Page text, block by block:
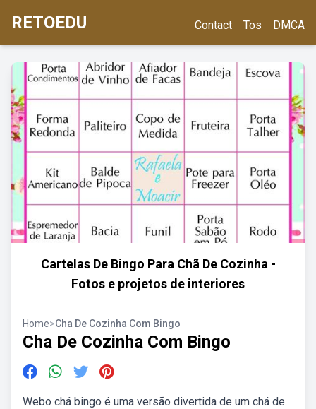
RETOEDU Contact Tos DMCA
Cartelas De Bingo Para Chã De Cozinha -
Fotos e projetos de interiores
Home>Cha De Cozinha Com Bingo
Cha De Cozinha Com Bingo
Webo chá bingo é uma versão divertida de um chá de